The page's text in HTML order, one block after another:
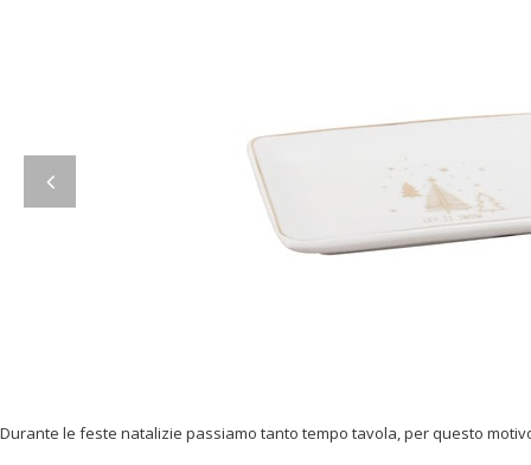
prev
Durante le feste natalizie passiamo tanto tempo tavola, per questo